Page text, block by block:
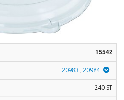
15542
20983 , 20984
240 ST